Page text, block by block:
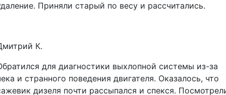
Приняли старый по весу и рассчитались.
К.
для диагностики выхлопной системы из-за
и странного поведения двигателя. Оказалось, что
дизеля почти рассыпался и спекся.